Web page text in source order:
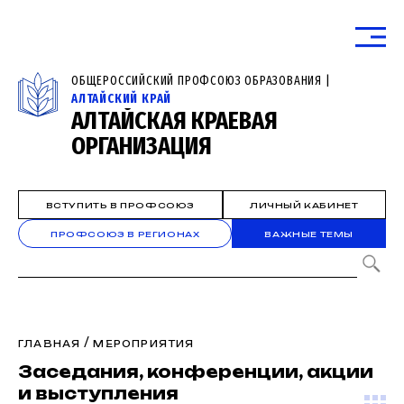
ОБЩЕРОССИЙСКИЙ ПРОФСОЮЗ ОБРАЗОВАНИЯ |
АЛТАЙСКИЙ КРАЙ
АЛТАЙСКАЯ КРАЕВАЯ
ОРГАНИЗАЦИЯ
ВСТУПИТЬ В ПРОФСОЮЗ ЛИЧНЫЙ КАБИНЕТ
ПРОФСОЮЗ В РЕГИОНАХ ВАЖНЫЕ ТЕМЫ
ГЛАВНАЯ /МЕРОПРИЯТИЯ
Заседания, конференции, акции
и выступления